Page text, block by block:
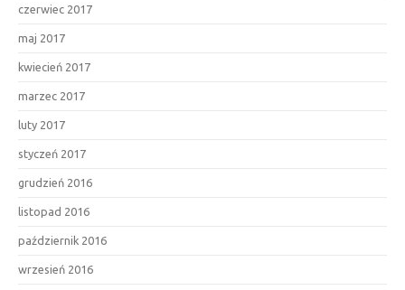
czerwiec 2017
maj 2017
kwiecień 2017
marzec 2017
luty 2017
styczeń 2017
grudzień 2016
listopad 2016
październik 2016
wrzesień 2016